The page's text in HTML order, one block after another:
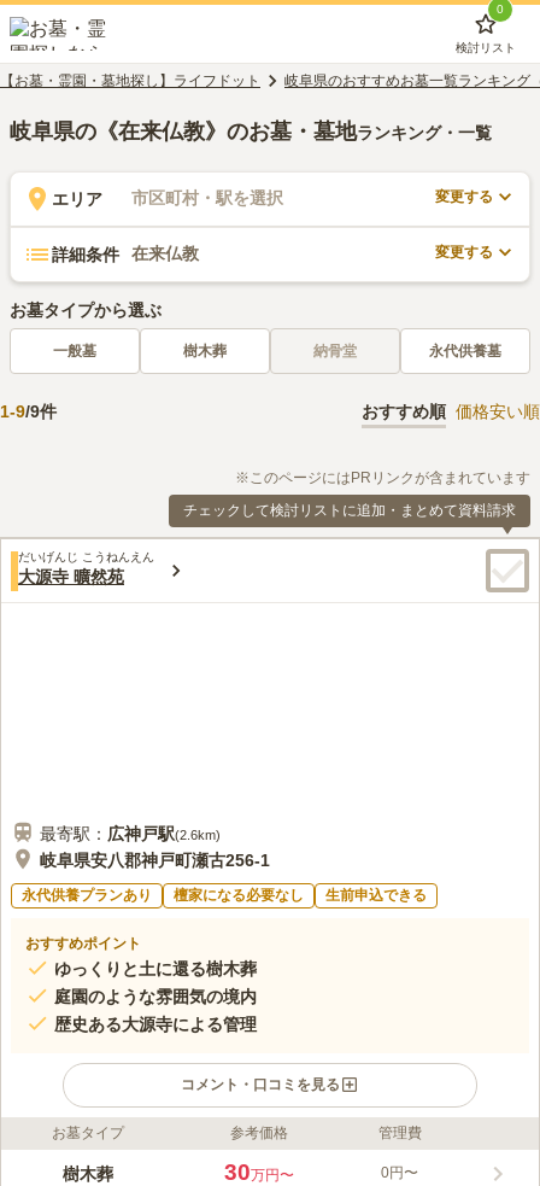
0
検討リスト
【お墓・霊園・墓地探し】ライフドット 岐阜県のおすすめお墓一覧ランキング
岐阜県の《在来仏教》のお墓・墓地ランキング・一覧
エリア 市区町村・駅を選択 変更する
詳細条件 在来仏教 変更する
お墓タイプから選ぶ
一般墓 樹木葬 納骨堂 永代供養墓
1-9/9件 おすすめ順 価格安い順
※このページにはPRリンクが含まれています
チェックして検討リストに追加・まとめて資料請求
だいげんじ こうねんえん
大源寺 曠然苑
最寄駅： 広神戸駅(2.6km)
岐阜県安八郡神戸町瀬古256-1
永代供養プランあり 檀家になる必要なし 生前申込できる
おすすめポイント
ゆっくりと土に還る樹木葬
庭園のような雰囲気の境内
歴史ある大源寺による管理
コメント・口コミを見る
ライフドット編集部のコメント
大源寺 曠然苑は、岐阜県の大源寺境内にある樹木葬地です。墓
お墓タイプ 参考価格 管理費
樹木葬 30万円〜 0円〜